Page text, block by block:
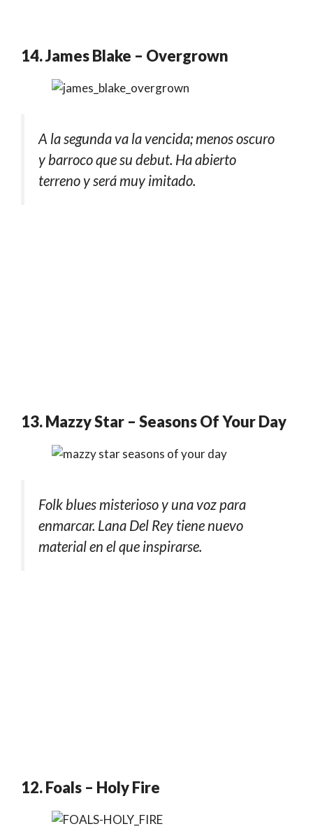
14. James Blake – Overgrown
A la segunda va la vencida; menos oscuro
y barroco que su debut. Ha abierto
terreno y será muy imitado.
13. Mazzy Star – Seasons Of Your Day
Folk blues misterioso y una voz para
enmarcar. Lana Del Rey tiene nuevo
material en el que inspirarse.
12. Foals – Holy Fire